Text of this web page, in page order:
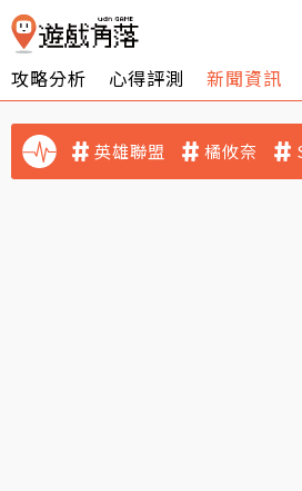
攻略分析 心得評測 新聞資訊
英雄聯盟 橘攸奈